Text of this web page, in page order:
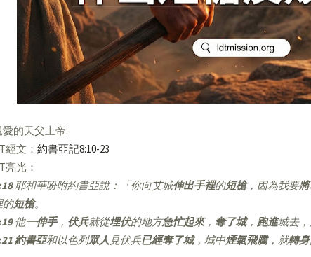
愛的天父上帝:
經文： 約書亞記8:10-23
亮光：
耶和華吩咐約書亞說：「你向艾城伸出手裡的短槍，因為我要
的短槍。
他一伸手， 伏兵就從埋伏的地方急忙起來， 奪了城， 跑進城去
約書亞和以色列眾人 見伏兵已經奪了城，城中煙氣飛騰，就轉